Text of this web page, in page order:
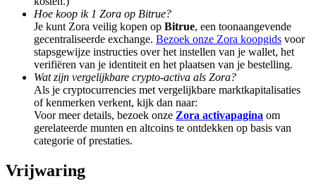
Deposit CASHCAT & Win
Share 500000 CASHCAT prize pool
Exclusive for BitMart Users
Register & Trade to Win 500,000 USDT
Hoe koop ik 1 Zora op Bitrue?
Je kunt Zora veilig kopen op Bitrue, een toonaangevende
gecentraliseerde exchange. Bezoek onze Zora koopgids voor
stapsgewijze instructies over het instellen van je wallet, het
verifiëren van je identiteit en het plaatsen van je bestelling.
Wat zijn vergelijkbare crypto-activa als Zora?
Als je cryptocurrencies met vergelijkbare marktkapitalisaties
of kenmerken verkent, kijk dan naar:
Voor meer details, bezoek onze Zora activapagina om
gerelateerde munten en altcoins te ontdekken op basis van
categorie of prestaties.
Vrijwaring